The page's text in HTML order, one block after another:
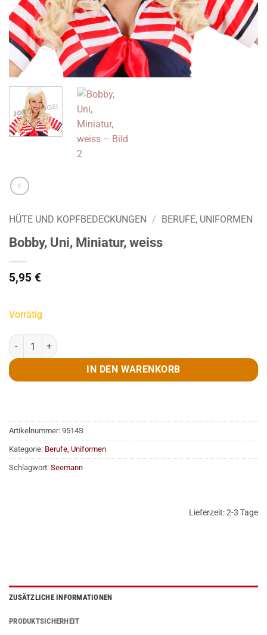
HÜTE UND KOPFBEDECKUNGEN / BERUFE, UNIFORMEN
Bobby, Uni, Miniatur, weiss
5,95 €
Vorrätig
Bobby, Uni, Miniatur, weiss Menge
IN DEN WARENKORB
Artikelnummer: 9514S
Kategorie: Berufe, Uniformen
Schlagwort: Seemann
Lieferzeit:2-3 Tage
ZUSÄTZLICHE INFORMATIONEN
PRODUKTSICHERHEIT